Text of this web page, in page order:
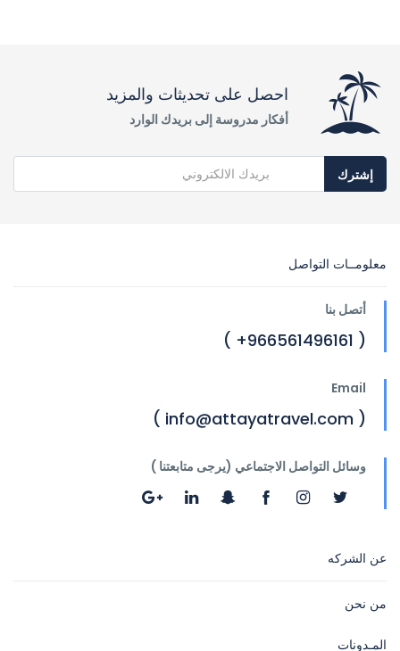
احصل على تحديثات والمزيد
أفكار مدروسة إلى بريدك الوارد
إشترك
معلومــات التواصل
أتصل بنا
( 966561496161+ )
Email
( info@attayatravel.com )
وسائل التواصل الاجتماعي (يرجى متابعتنا )
عن الشركه
من نحن
المـدونات